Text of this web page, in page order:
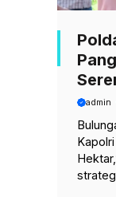
admin